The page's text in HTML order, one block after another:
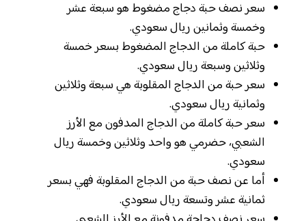
سعر نصف حبة دجاج مضغوط هو سبعة عشر
وخمسة وثمانين ريال سعودي.
حبة كاملة من الدجاج المضغوط بسعر خمسة
وثلاثين وسبعة ريال سعودي.
سعر حبة من الدجاج المقلوبة هي سبعة وثلاثين
وثمانية ريال سعودي.
سعر حبة كاملة من الدجاج المدفون مع الأرز
الشعبي، حضرمي هو واحد وثلاثين وخمسة ريال
سعودي.
أما عن نصف حبة من الدجاج المقلوبة فهي بسعر
ثمانية عشر وتسعة ريال سعودي.